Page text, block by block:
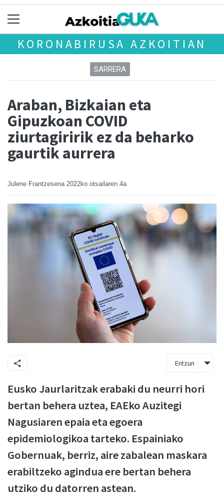
KORONABIRUSA AZKOITIAN
SARRERA
Araban, Bizkaian eta
Gipuzkoan COVID
ziurtagiririk ez da beharko
gaurtik aurrera
Julene Frantzesena 2022ko otsailaren 4a
Entzun
Eusko Jaurlaritzak erabaki du neurri hori
bertan behera uztea, EAEko Auzitegi
Nagusiaren epaia eta egoera
epidemiologikoa tarteko. Espainiako
Gobernuak, berriz, aire zabalean maskara
erabiltzeko agindua ere bertan behera
utziko du datorren astean.